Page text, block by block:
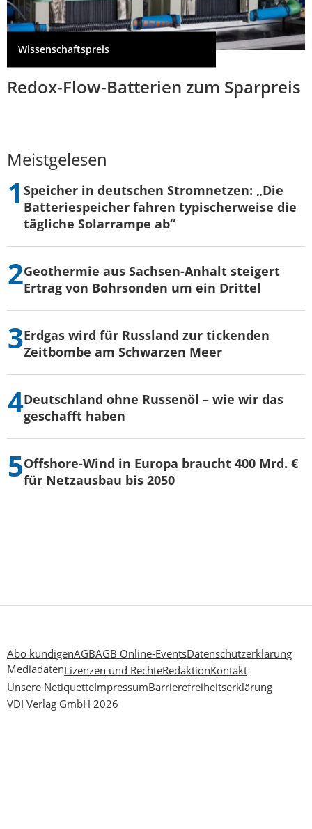
Wissenschaftspreis
Redox-Flow-Batterien zum Sparpreis
Meistgelesen
Speicher in deutschen Stromnetzen: „Die
Batteriespeicher fahren typischerweise die
tägliche Solarrampe ab“
Geothermie aus Sachsen-Anhalt steigert
Ertrag von Bohrsonden um ein Drittel
Erdgas wird für Russland zur tickenden
Zeitbombe am Schwarzen Meer
Deutschland ohne Russenöl – wie wir das
geschafft haben
Offshore-Wind in Europa braucht 400 Mrd. €
für Netzausbau bis 2050
Abo kündigenAGBAGB Online-EventsDatenschutzerklärung
MediadatenLizenzen und RechteRedaktionKontakt
Unsere NetiquetteImpressumBarrierefreiheitserklärung
VDI Verlag GmbH 2026